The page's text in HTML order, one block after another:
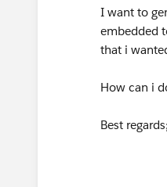
I want to
embedded
that i
How can i
Best regards;